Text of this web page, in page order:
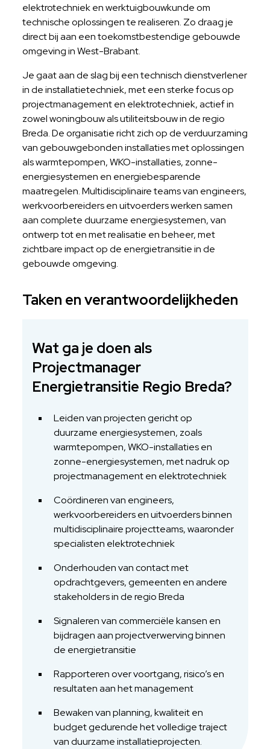
elektrotechniek en werktuigbouwkunde om
technische oplossingen te realiseren. Zo draag je
direct bij aan een toekomstbestendige gebouwde
omgeving in West-Brabant.
Je gaat aan de slag bij een technisch dienstverlener
in de installatietechniek, met een sterke focus op
projectmanagement en elektrotechniek, actief in
zowel woningbouw als utiliteitsbouw in de regio
Breda. De organisatie richt zich op de verduurzaming
van gebouwgebonden installaties met oplossingen
als warmtepompen, WKO-installaties, zonne-
energiesystemen en energiebesparende
maatregelen. Multidisciplinaire teams van engineers,
werkvoorbereiders en uitvoerders werken samen
aan complete duurzame energiesystemen, van
ontwerp tot en met realisatie en beheer, met
zichtbare impact op de energietransitie in de
gebouwde omgeving.
Taken en verantwoordelijkheden
Wat ga je doen als
Projectmanager
Energietransitie Regio Breda?
Leiden van projecten gericht op
duurzame energiesystemen, zoals
warmtepompen, WKO-installaties en
zonne-energiesystemen, met nadruk op
projectmanagement en elektrotechniek
Coördineren van engineers,
werkvoorbereiders en uitvoerders binnen
multidisciplinaire projectteams, waaronder
specialisten elektrotechniek
Onderhouden van contact met
opdrachtgevers, gemeenten en andere
stakeholders in de regio Breda
Signaleren van commerciële kansen en
bijdragen aan projectverwerving binnen
de energietransitie
Rapporteren over voortgang, risico’s en
resultaten aan het management
Bewaken van planning, kwaliteit en
budget gedurende het volledige traject
van duurzame installatieprojecten.